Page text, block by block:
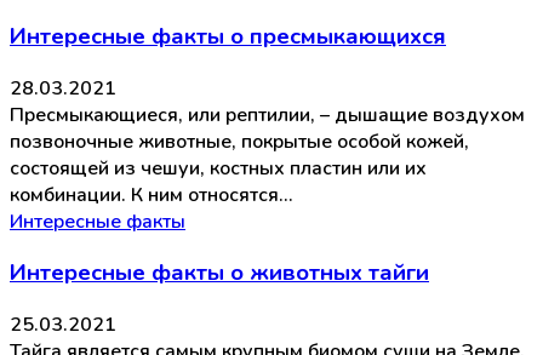
Интересные факты о пресмыкающихся
28.03.2021
Пресмыкающиеся, или рептилии, – дышащие воздухом
позвоночные животные, покрытые особой кожей,
состоящей из чешуи, костных пластин или их
комбинации. К ним относятся…
Интересные факты
Интересные факты о животных тайги
25.03.2021